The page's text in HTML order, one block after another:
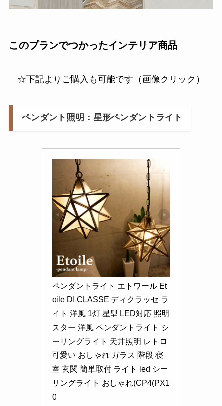
このプランでつかったインテリア商品
☆下記よりご購入も可能です（画像クリック）
ペンダント照明：星形ペンダントライト
ペンダントライト エトワール Et
oile DI CLASSE ディクラッセ ラ
イト 洋風 1灯 星型 LED対応 照明
スター 洋風 ペンダントライト シ
ーリングライト 天井照明 レトロ
可愛い おしゃれ ガラス 階段 寝
室 玄関 簡単取付 ライト led シー
リングライト おしゃれ(CP4(PX1
0